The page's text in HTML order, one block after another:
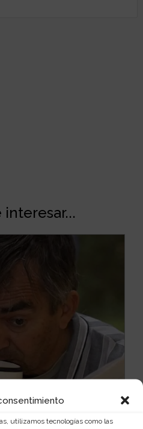
utilizamos tecnologías como las